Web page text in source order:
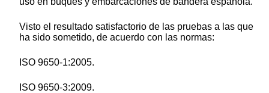
Visto el resultado satisfactorio de las pruebas a las que
ha sido sometido, de acuerdo con las normas:
ISO 9650-1:2005.
ISO 9650-3:2009.